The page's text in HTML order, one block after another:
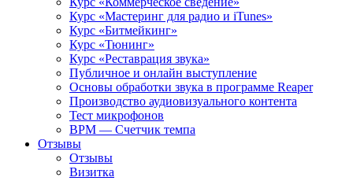
Курс «Мастеринг для радио и iTunes»
Курс «Битмейкинг»
Курс «Тюнинг»
Курс «Реставрация звука»
Публичное и онлайн выступление
Основы обработки звука в программе Reaper
Производство аудиовизуального контента
Тест микрофонов
BPM — Счетчик темпа
Отзывы
Отзывы
Визитка